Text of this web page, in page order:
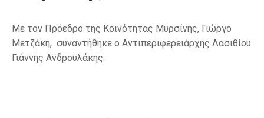
Με τον Πρόεδρο της Κοινότητας Μυρσίνης, Γιώργο
Μετζάκη, συναντήθηκε ο Αντιπεριφερειάρχης Λασιθίου
Γιάννης Ανδρουλάκης.